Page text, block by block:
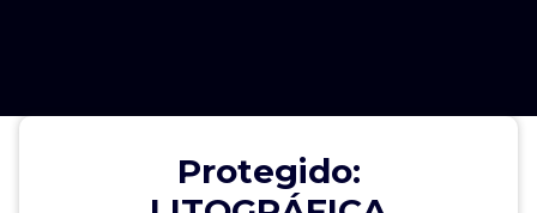
Protegido:
Protegido: LITOGRÁFICA
VIHUMASI; CONSTANCIAS DE